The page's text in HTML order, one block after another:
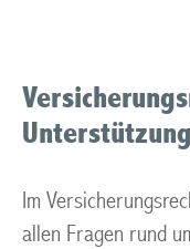
Im
allen Fragen rund